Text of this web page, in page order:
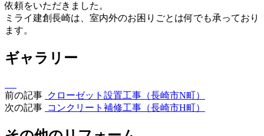
依頼をいただきました。
ミライ建創長崎は、室内外のお困りごとは何でも承っており
ます。
ギャラリー
前の記事 クローゼット設置工事（長崎市N町）
次の記事 コンクリート補修工事（長崎市H町）